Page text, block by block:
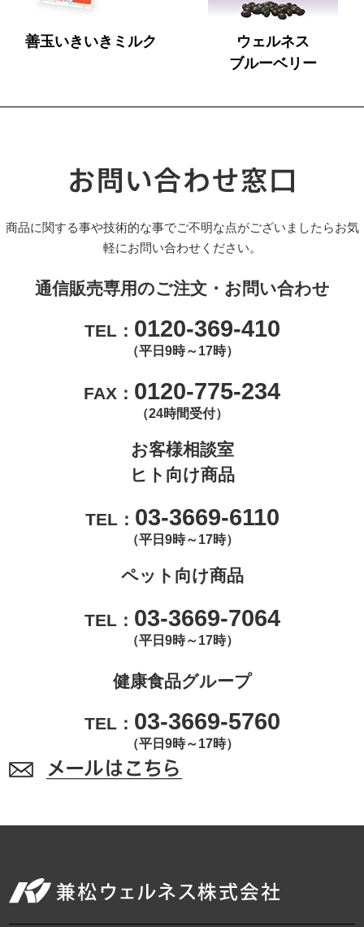
善玉いきいきミルク
ウェルネス
ブルーベリー
商品に関する事や技術的な事でご不明な点がございましたらお気
軽にお問い合わせください。
通信販売専用のご注文・お問い合わせ
TEL： 0120-369-410
（平日9時～17時）
FAX： 0120-775-234
（24時間受付）
お客様相談室
ヒト向け商品
TEL： 03-3669-6110
（平日9時～17時）
ペット向け商品
TEL： 03-3669-7064
（平日9時～17時）
健康食品グループ
TEL： 03-3669-5760
（平日9時～17時）